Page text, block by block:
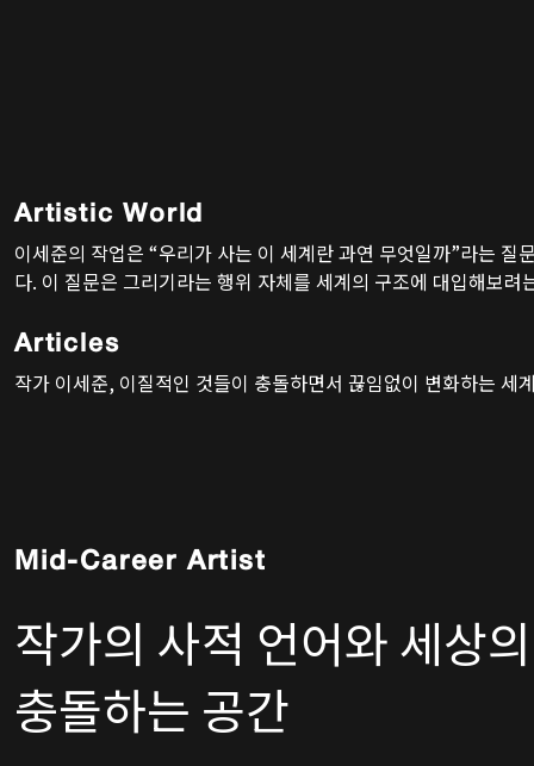
Artistic World
이세준의 작업은 “우리가 사는 이 세계란 과연 무엇일까”라는 질
다. 이 질문은 그리기라는 행위 자체를 세계의 구조에 대입해보려
사물과 이미지, 기억과 관념, 감각과 서사가 충돌하면서 끊임없이
적 구조에 가깝다.
Articles
작가 이세준, 이질적인 것들이 충돌하면서 끊임없이 변화하는 세
Mid-Career Artist
작가의 사적 언어와 세상
충돌하는 공간